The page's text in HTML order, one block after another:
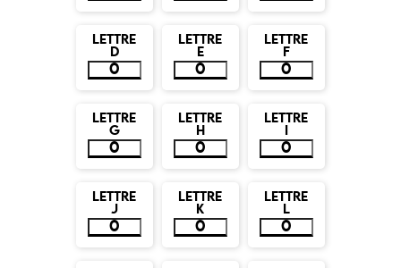
LETTRE
D
LETTRE
E
LETTRE
F
LETTRE
G
LETTRE
H
LETTRE
LETTRE
J
LETTRE
K
LETTRE
L